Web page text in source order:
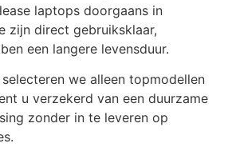
laptops doorgaans in
zijn direct gebruiksklaar,
een langere levensduur.
selecteren we alleen topmodellen
u verzekerd van een duurzame
zonder in te leveren op